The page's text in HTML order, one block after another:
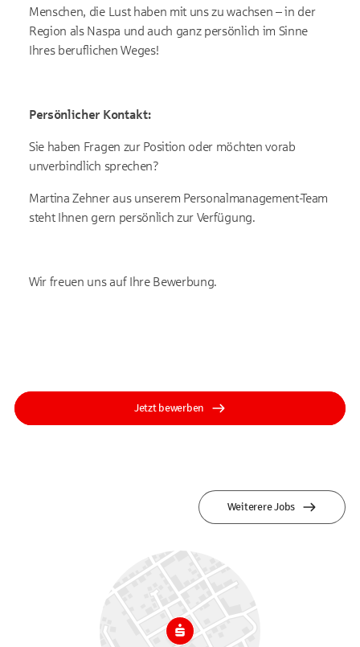
Menschen, die Lust haben mit uns zu wachsen – in der
Region als Naspa und auch ganz persönlich im Sinne
Ihres beruflichen Weges!
Persönlicher Kontakt:
Sie haben Fragen zur Position oder möchten vorab
unverbindlich sprechen?
Martina Zehner aus unserem Personalmanagement-Team
steht Ihnen gern persönlich zur Verfügung.
Wir freuen uns auf Ihre Bewerbung.
Jetzt bewerben
Weiterere Jobs